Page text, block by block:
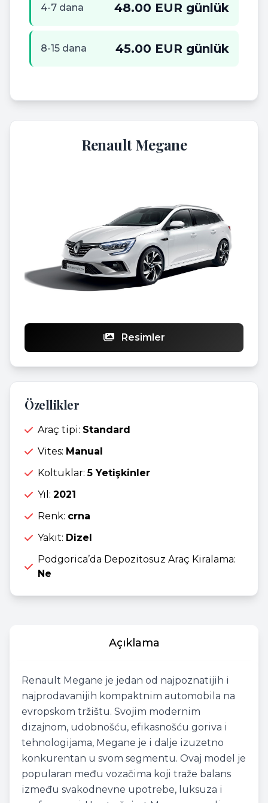
4-7 dana 48.00 EUR günlük
8-15 dana 45.00 EUR günlük
Renault Megane
Resimler
Özellikler
Araç tipi: Standard
Vites: Manual
Koltuklar:5 Yetişkinler
Yıl: 2021
Renk: crna
Yakıt: Dizel
Podgorica’da Depozitosuz Araç Kiralama:
Ne
Açıklama
Renault Megane je jedan od najpoznatijih i
najprodavanijih kompaktnim automobila na
evropskom tržištu. Svojim modernim
dizajnom, udobnošću, efikasnošću goriva i
tehnologijama, Megane je i dalje izuzetno
konkurentan u svom segmentu. Ovaj model je
popularan među vozačima koji traže balans
između svakodnevne upotrebe, luksuza i